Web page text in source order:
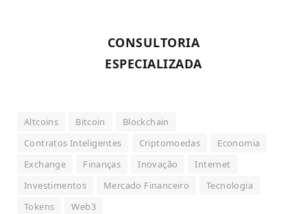
CONSULTORIA
ESPECIALIZADA
Altcoins Bitcoin
Blockchain
Contratos Inteligentes
Criptomoedas
Economia
Exchange
Finanças Inovação
Internet
Investimentos
Mercado Financeiro
Tecnologia
Tokens
Web3